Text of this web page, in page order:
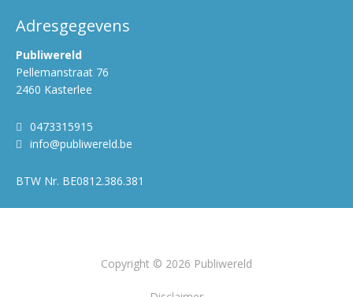
Adresgegevens
Publiwereld
Pellemanstraat 76
2460 Kasterlee
0473315915
info@publiwereld.be
BTW Nr. BE0812.386.381
Copyright © 2026 Publiwereld